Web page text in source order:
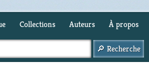
Collections Auteurs À propos